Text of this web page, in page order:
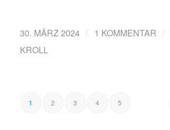
30. MÄRZ 2024 / 1 KOMMENTAR /
KROLL
1 2 3 4 5